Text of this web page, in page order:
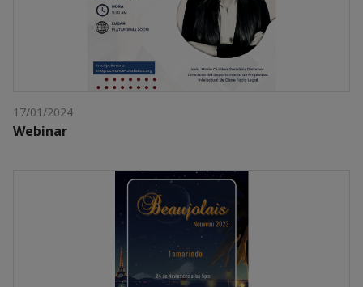
17/01/2024
Webinar